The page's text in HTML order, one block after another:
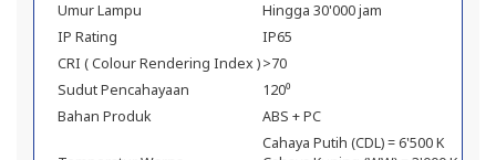
Umur Lampu
Hingga 30'000 jam
IP Rating
IP65
CRI ( Colour Rendering Index )>70
Sudut Pencahayaan
120⁰
Bahan Produk
ABS + PC
Cahaya Putih (CDL) = 6'500 K